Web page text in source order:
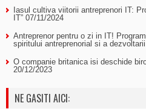
Iasul cultiva viitorii antreprenori IT:
IT” 07/11/2024
Antreprenor pentru o zi in IT!
spiritului antreprenorial si a
O companie britanica isi deschide
20/12/2023
NE GASITI AICI: